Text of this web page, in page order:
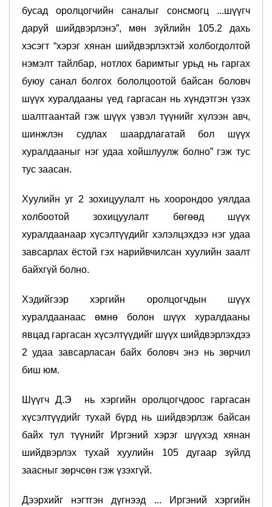
бусад оролцогчийн саналыг сонсмогц ...шүүгч
даруй шийдвэрлэнэ”, мөн зүйлийн 105.2 дахь
хэсэгт “хэрэг хянан шийдвэрлэхтэй холбогдолтой
нэмэлт тайлбар, нотлох баримтыг урьд нь гаргах
буюу санал болгох бололцоотой байсан боловч
шүүх хуралдааны үед гаргасан нь хүндэтгэн үзэх
шалтгаантай гэж шүүх үзвэл түүнийг хүлээн авч,
шинжлэн судлах шаардлагатай бол шүүх
хуралдааныг нэг удаа хойшлуулж болно” гэж тус
тус заасан.
Хуулийн уг 2 зохицуулалт нь хоорондоо уялдаа
холбоотой зохицуулалт бөгөөд шүүх
хуралдаанаар хүсэлтүүдийг хэлэлцэхдээ нэг удаа
завсарлах ёстой гэх нарийвчилсан хуулийн заалт
байхгүй болно.
Хэдийгээр хэргийн оролцогчдын шүүх
хуралдаанаас өмнө болон шүүх хуралдааны
явцад гаргасан хүсэлтүүдийг шүүх шийдвэрлэхдээ
2 удаа завсарласан байх боловч энэ нь зөрчил
биш юм.
Шүүгч Д.Э нь хэргийн оролцогчдоос гаргасан
хүсэлтүүдийг тухай бүрд нь шийдвэрлэж байсан
байх тул түүнийг Иргэний хэрэг шүүхэд хянан
шийдвэрлэх тухай хуулийн 105 дугаар зүйлд
заасныг зөрчсөн гэж үзэхгүй.
Дээрхийг нэгтгэн дүгнээд ... Иргэний хэргийн